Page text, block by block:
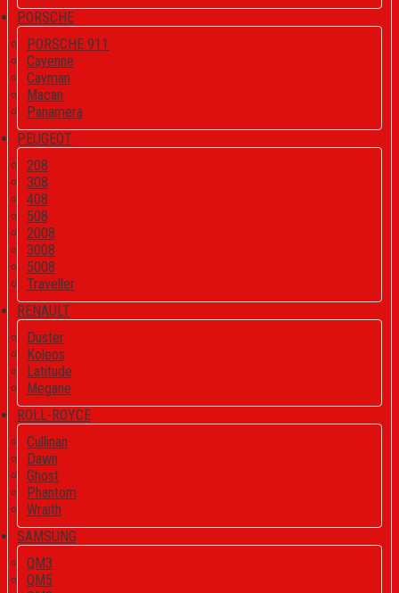
PORSCHE
PORSCHE 911
Cayenne
Cayman
Macan
Panamera
PEUGEOT
208
308
408
508
2008
3008
5008
Traveller
RENAULT
Duster
Koleos
Latitude
Megane
ROLL-ROYCE
Cullinan
Dawn
Ghost
Phantom
Wraith
SAMSUNG
QM3
QM5